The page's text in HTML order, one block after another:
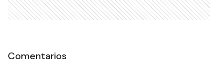
Comentarios